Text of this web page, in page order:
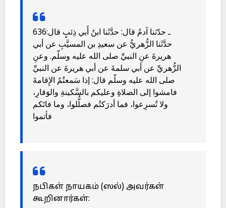
636ـ حدّثنا آدمُ قال: حدَّثَنا ابنُ أَبي ذِئبٍ قال:
حدَّثَنا الزُّهريُّ عن سعيدِ بن المسيَّبِ عن أبي
هريرةَ عنِ النبيِّ صلى الله عليه وسلّم. وعنِ
الزُّهريِّ عن أبي سلمةَ عن أبي هريرةَ عن النبيِّ
صلى الله عليه وسلّم قال: إذا سَمعتُمُ الإِقامةَ
فامشوا إلى الصلاةِ وعليكم بالسَّكينةِ والوَقارِ،
ولا تُسرِعوا، فما أدرَكتُم فصلُّلوا، وما فاتَكم
فأتموا
நபிகள் நாயகம் (ஸல்) அவர்கள்
கூறினார்கள்: